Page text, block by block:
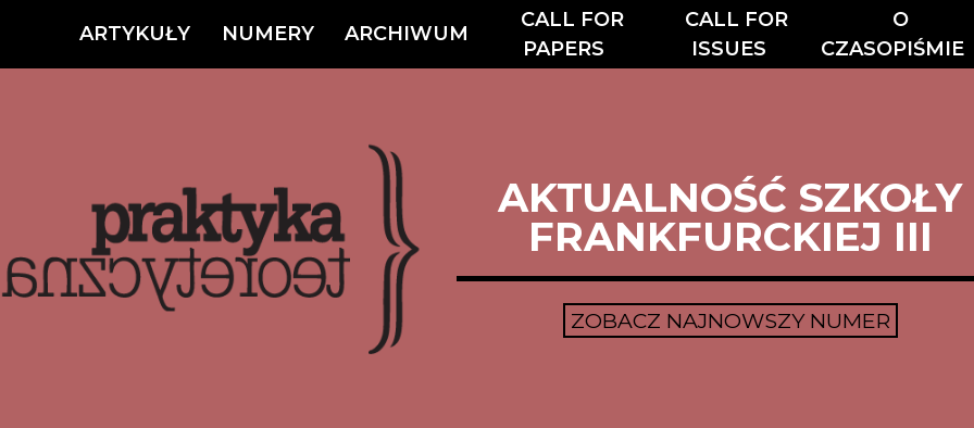
ARTYKUŁY NUMERY ARCHIWUM
CALL FOR
PAPERS
CALL FOR
ISSUES
O
CZASOPIŚMIE
AKTUALNOŚĆ SZKOŁY
FRANKFURCKIEJ III
ZOBACZ NAJNOWSZY NUMER